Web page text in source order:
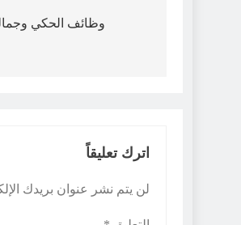
المقالاتوظائف الحكي
اترك تعليقاً
لن يتم نشر عنوان بريدك